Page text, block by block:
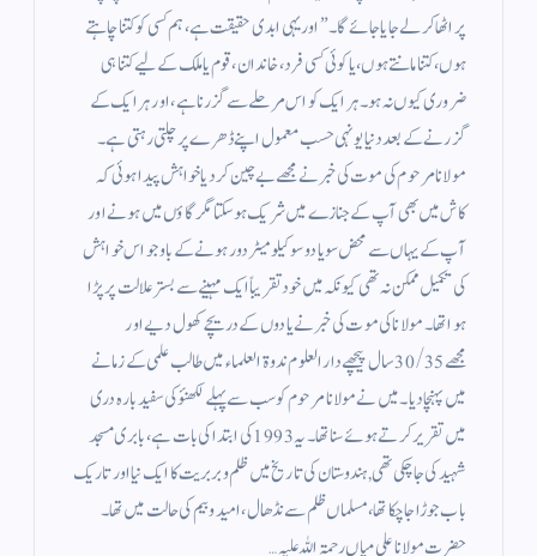
پر اٹھا کر لے جایا جائے گا۔” اور یہی ابدی حقیقت ہے، ہم کسی کو کتنا چاہتے
ہوں، کتنا مانتے ہوں، یا کوئی کسی فرد، خاندان، قوم یا ملک کے لیے کتنا ہی
ضروری کیوں نہ ہو۔ ہر ایک کو اس مرحلے سے گزرنا ہے، اور ہر ایک کے
گزرنے کے بعد دنیا یونہی حسب معمول اپنے ڈھرے پر چلتی رہتی ہے۔
مولانا مرحوم کی موت کی خبر نے مجھے بے چین کر دیا خواہش پیدا ہوئی کہ
کاش میں بھی آپ کے جنازے میں شریک ہو سکتا مگر گاؤں میں ہونے اور
آپ کے یہاں سے محض سو یا دو سو کیلو میٹر دور ہونے کے باوجو اس خواہش
کی تکمیل ممکن نہ تھی کیونکہ میں خود تقریباً ایک مہینے سے بستر علالت پر پڑا
ہوا تھا۔ مولانا کی موت کی خبر نے یادوں کے دریچے کھول دیے اور
مجھے 30/35 سال پیچھے دار العلوم ندوۃ العلماء میں طالب علمی کے زمانے
میں پہنچا دیا۔ میں نے مولانا مرحوم کو سب سے پہلے لکھنؤ کی سفید بارہ دری
میں تقریر کرتے ہوئے سنا تھا۔ یہ 1993 کی ابتدا کی بات ہے، بابری مسجد
شہید کی جا چکی تھی, ہندوستان کی تاریخ میں ظلم و بربریت کا ایک نیا اور تاریک
باب جوڑا جا چکا تھا، مسلماں ظلم سے نڈھال، امید و بیم کی حالت میں تھا۔
حضرت مولانا علی میاں رحمۃ اللہ علیہ…